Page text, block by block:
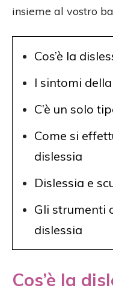
insieme al vostro
Cos’è la
I sintomi
C’è un solo
Come si
dislessia
Dislessia e
Gli strumenti
dislessia
Cos’è la